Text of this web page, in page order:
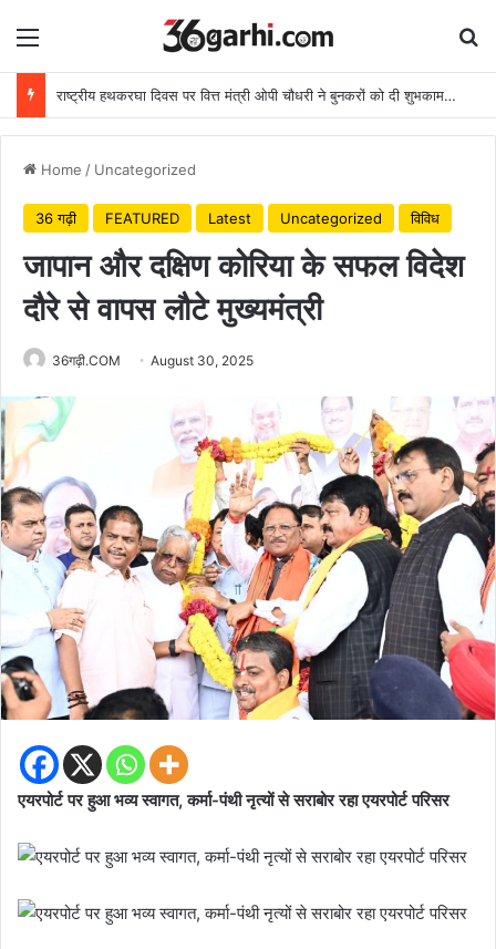
Menu
राष्ट्रीय हथकरघा दिवस पर वित्त मंत्री ओपी चौधरी ने बुनकरों को दी शुभकामनाएं
Home / Uncategorized
36 गढ़ी FEATURED Latest Uncategorized विविध
जापान और दक्षिण कोरिया के सफल विदेश
दौरे से वापस लौटे मुख्यमंत्री
36गढ़ी.COM August 30, 2025
एयरपोर्ट पर हुआ भव्य स्वागत, कर्मा-पंथी नृत्यों से सराबोर रहा एयरपोर्ट परिसर